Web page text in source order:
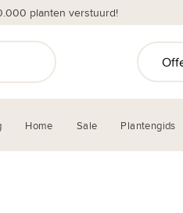
planten verstuurd!
Home Sale Plantengids